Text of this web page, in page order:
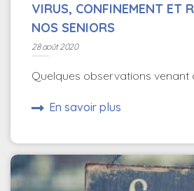
VIRUS, CONFINEMENT ET
NOS SENIORS
28 août 2020
Quelques observations venant
En savoir plus